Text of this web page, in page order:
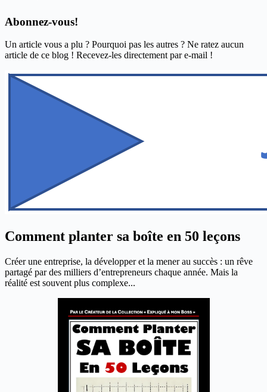
Abonnez-vous!
Un article vous a plu ? Pourquoi pas les autres ? Ne ratez aucun
article de ce blog ! Recevez-les directement par e-mail !
Comment planter sa boîte en 50 leçons
Créer une entreprise, la développer et la mener au succès : un rêve
partagé par des milliers d’entrepreneurs chaque année. Mais la
réalité est souvent plus complexe...